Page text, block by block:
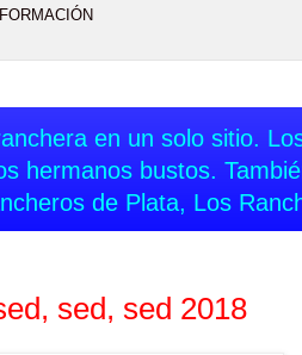
en un solo sitio.
hermanos bustos.
de Plata, Los
sed, sed 2018